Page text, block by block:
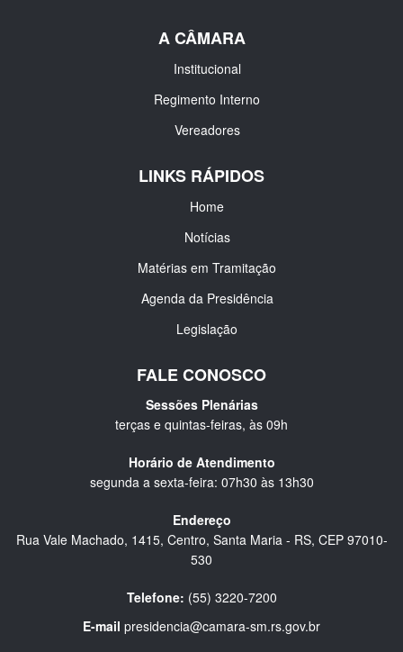
A CÂMARA
Institucional
Regimento Interno
Vereadores
LINKS RÁPIDOS
Home
Notícias
Matérias em Tramitação
Agenda da Presidência
Legislação
FALE CONOSCO
Sessões Plenárias
terças e quintas-feiras, às 09h
Horário de Atendimento
segunda a sexta-feira: 07h30 às 13h30
Endereço
Rua Vale Machado, 1415, Centro, Santa Maria - RS, CEP 97010-
530
Telefone: (55) 3220-7200
E-mail presidencia@camara-sm.rs.gov.br